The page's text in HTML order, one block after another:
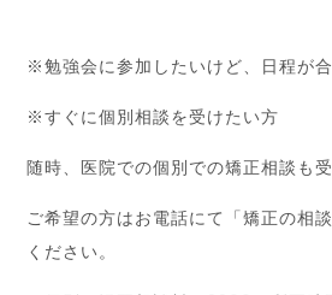
※勉強会に参加したいけど、日程が合
※すぐに個別相談を受けたい方
随時、医院での個別での矯正相談も
ご希望の方はお電話にて「矯正の相
ください。